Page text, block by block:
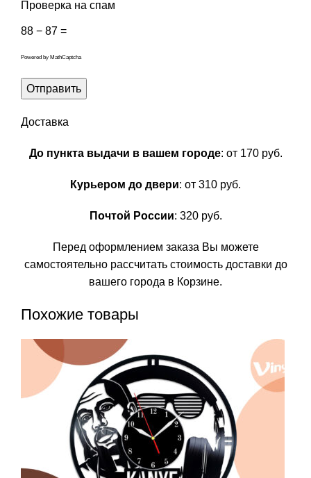
Проверка на спам
88 − 87 =
Powered by MathCaptcha
Доставка
До пункта выдачи в вашем городе: от 170 руб.
Курьером до двери: от 310 руб.
Почтой России: 320 руб.
Перед оформлением заказа Вы можете
самостоятельно рассчитать стоимость доставки до
вашего города в Корзине.
Похожие товары